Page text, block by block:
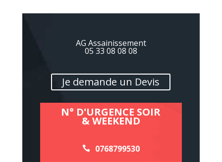
AG Assainissement
05 33 08 08 08
Je demande un Devis
N° D'URGENCE SOIR
& WEEKEND
0768799530